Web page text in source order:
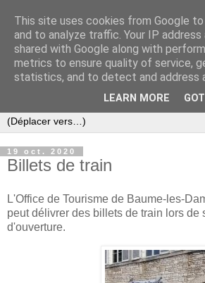
19 oct. 2020
Billets de train
L'Office de Tourisme de Baume-les-
peut délivrer des billets de train lors de
d'ouverture.
This site uses cookies from Google
and to analyze traffic. Your IP address
shared with Google along with
metrics to ensure quality of service,
statistics, and to detect and address
LEARN MORE